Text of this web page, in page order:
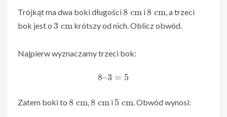
Trójkąt ma dwa boki długości 8 i8
, a trzeci
bok jest o 3 krótszy od nich. Oblicz obwód.
Najpierw wyznaczamy trzeci bok:
8 –3= 5
Zatem boki to 8 ,8 i 5 . Obwód wynosi: